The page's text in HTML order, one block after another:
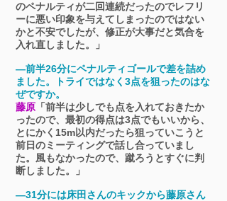
のペナルティが二回連続だったのでレフリ
ーに悪い印象を与えてしまったのではない
かと不安でしたが、修正が大事だと気合を
入れ直しました。」
―前半26分にペナルティゴールで差を詰め
ました。トライではなく3点を狙ったのはな
ぜですか。
藤原 「前半は少しでも点を入れておきたか
ったので、最初の得点は3点でもいいから、
とにかく15m以内だったら狙っていこうと
前日のミーティングで話し合っていまし
た。風もなかったので、蹴ろうとすぐに判
断しました。」
―31分には床田さんのキックから藤原さん